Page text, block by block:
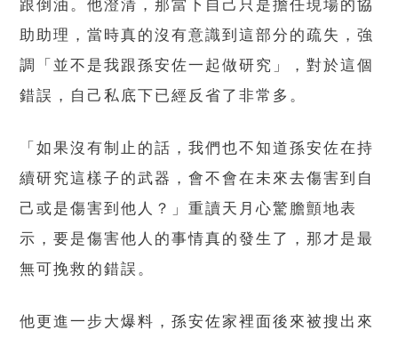
跟倒油。他澄清，那當下自己只是擔任現場的協
助助理，當時真的沒有意識到這部分的疏失，強
調「並不是我跟孫安佐一起做研究」，對於這個
錯誤，自己私底下已經反省了非常多。
「如果沒有制止的話，我們也不知道孫安佐在持
續研究這樣子的武器，會不會在未來去傷害到自
己或是傷害到他人？」重讀天月心驚膽顫地表
示，要是傷害他人的事情真的發生了，那才是最
無可挽救的錯誤。
他更進一步大爆料，孫安佐家裡面後來被搜出來